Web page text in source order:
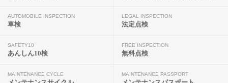
AUTOMOBILE INSPECTION
車検
LEGAL INSPECTION
法定点検
SAFETY10
あんしん10検
FREE INSPECTION
無料点検
MAINTENANCE CYCLE MAINTENANCE PASSPORT